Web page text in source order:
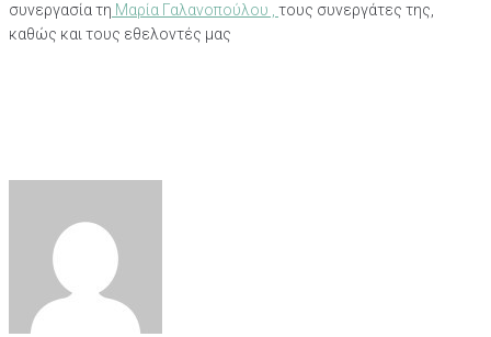
συνεργασία τη Μαρία Γαλανοπούλου , τους συνεργάτες της,
καθώς και τους εθελοντές μας